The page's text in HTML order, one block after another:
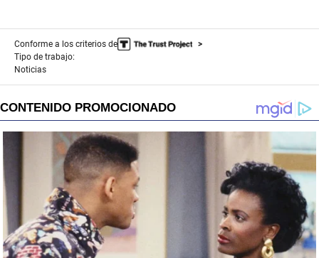
Conforme a los criterios de
Tipo de trabajo:
Noticias